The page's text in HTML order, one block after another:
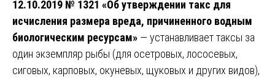
12.10.2019 № 1321 «Об утверждении такс для
исчисления размера вреда, причиненного водным
биологическим ресурсам» — устанавливает таксы за
один экземпляр рыбы (для осетровых, лососевых,
сиговых, карповых, окуневых, щуковых и других видов),